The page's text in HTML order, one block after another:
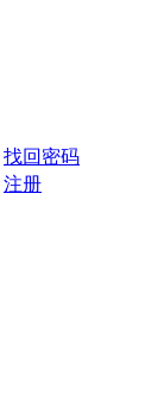
找回密码
注册